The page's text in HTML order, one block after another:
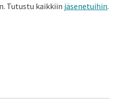
Tutustu kaikkiin jäsenetuihin.